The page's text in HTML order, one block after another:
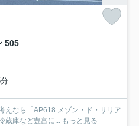
505
えなら「AP618 メゾン・ド・サリア
蔵庫など豊富に... もっと見る